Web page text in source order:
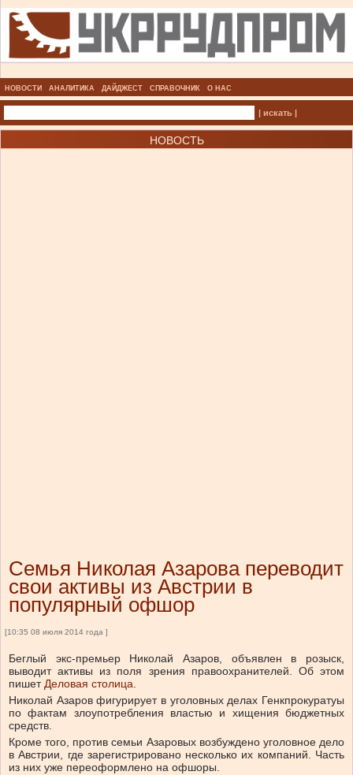
НОВОСТИ АНАЛИТИКА ДАЙДЖЕСТ СПРАВОЧНИК О НАС
| искать |
НОВОСТЬ
Семья Николая Азарова переводит
свои активы из Австрии в
популярный офшор
[10:35 08 июля 2014 года ]
Беглый экс-премьер Николай Азаров, объявлен в розыск,
выводит активы из поля зрения правоохранителей. Об этом
пишетДеловая столица.
Николай Азаров фигурирует в уголовных делах Генкпрокуратуы
по фактам злоупотребления властью и хищения бюджетных
средств.
Кроме того, против семьи Азаровых возбуждено уголовное дело
в Австрии, где зарегистрировано несколько их компаний. Часть
из них уже переоформлено на офшоры.